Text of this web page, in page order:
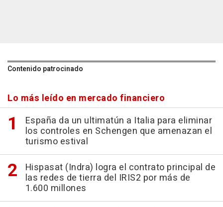
Contenido patrocinado
Lo más leído en mercado financiero
España da un ultimatún a Italia para eliminar
los controles en Schengen que amenazan el
turismo estival
Hispasat (Indra) logra el contrato principal de
las redes de tierra del IRIS2 por más de
1.600 millones